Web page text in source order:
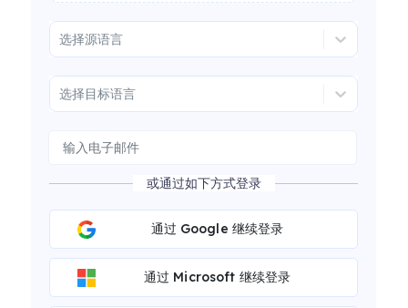
选择源语言
选择目标语言
或通过如下方式登录
通过 Google 继续登录
通过 Microsoft 继续登录